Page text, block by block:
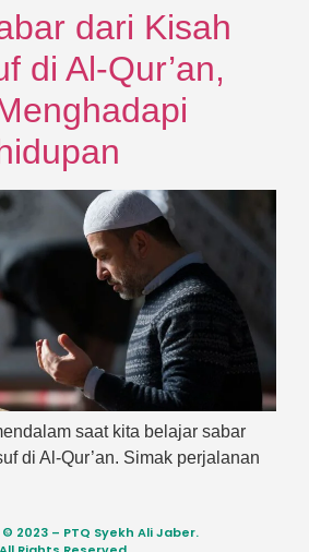
dari Kisah
di Al-Qur’an,
saat kita belajar sabar
di Al-Qur’an. Simak perjalanan
2023 – PTQ Syekh Ali Jaber.